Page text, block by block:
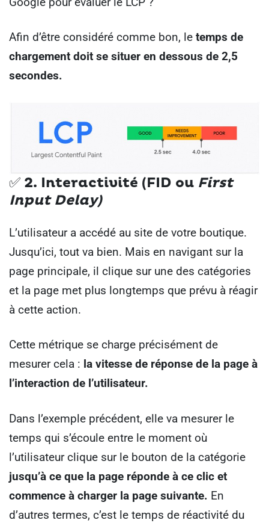
Afin d’être considéré comme bon, le temps de
chargement doit se situer en dessous de 2,5
secondes.
✅ 2. Interactivité (FID ou First
Input Delay)
L’utilisateur a accédé au site de votre boutique.
Jusqu’ici, tout va bien. Mais en navigant sur la
page principale, il clique sur une des catégories
et la page met plus longtemps que prévu à réagir
à cette action.
Cette métrique se charge précisément de
mesurer cela : la vitesse de réponse de la page à
l’interaction de l’utilisateur.
Dans l’exemple précédent, elle va mesurer le
temps qui s’écoule entre le moment où
l’utilisateur clique sur le bouton de la catégorie
jusqu’à ce que la page réponde à ce clic et
commence à charger la page suivante. En
d’autres termes, c’est le temps de réactivité du